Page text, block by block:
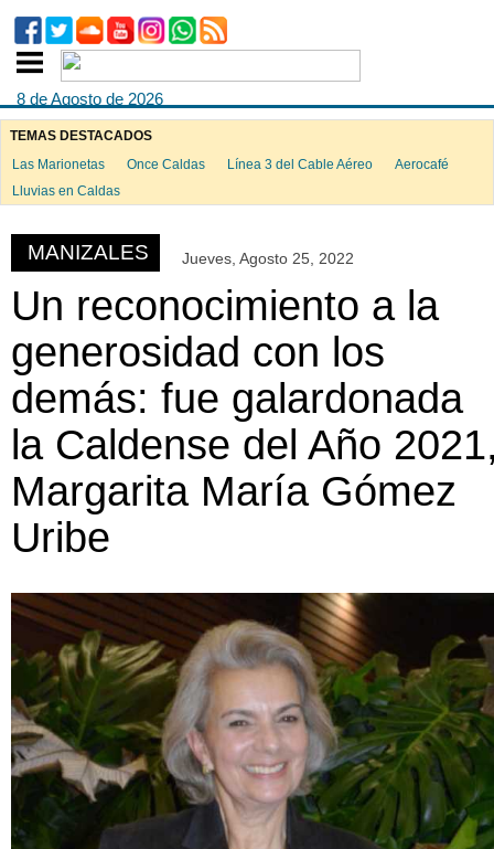
8 de Agosto de 2026
TEMAS DESTACADOS
Las Marionetas
Once Caldas Línea 3 del Cable Aéreo
Aerocafé
Lluvias en Caldas
MANIZALES Jueves, Agosto 25, 2022
Un reconocimiento a la
generosidad con los
demás: fue galardonada
la Caldense del Año
Margarita María Gómez
Uribe